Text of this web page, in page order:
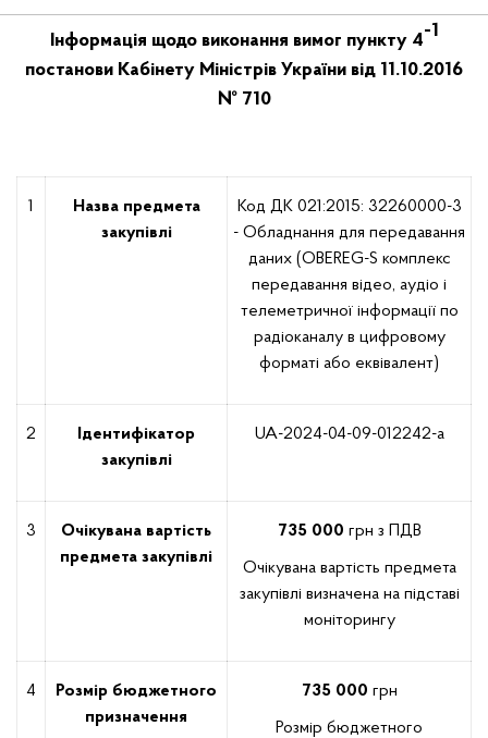
Інформація щодо виконання вимог пункту 4-1
постанови Кабінету Міністрів України від 11.10.2016
№ 710
1
Назва предмета
закупівлі
Код ДК 021:2015: 32260000-3
- Обладнання для передавання
даних (OBEREG-S комплекс
передавання відео, аудіо і
телеметричної інформації по
радіоканалу в цифровому
форматі або еквівалент)
2
Ідентифікатор
закупівлі
UA-2024-04-09-012242-a
3
Очікувана вартість
предмета закупівлі
735 000 грн з ПДВ
Очікувана вартість предмета
закупівлі визначена на підставі
моніторингу
4
Розмір бюджетного
призначення
735 000 грн
Розмір бюджетного